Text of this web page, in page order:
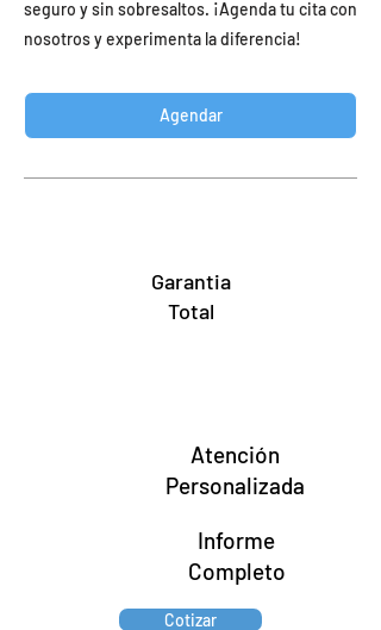
seguro y sin sobresaltos. ¡Agenda tu cita con
nosotros y experimenta la diferencia!
Agendar
Garantia
Total
Atención
Personalizada
Informe
Completo
Cotizar